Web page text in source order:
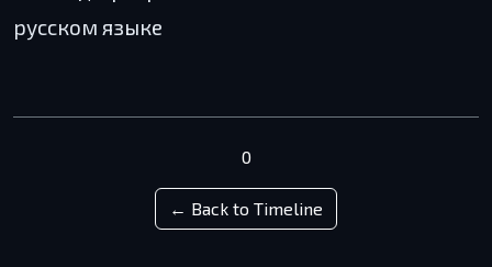
русском языке
0
← Back to Timeline